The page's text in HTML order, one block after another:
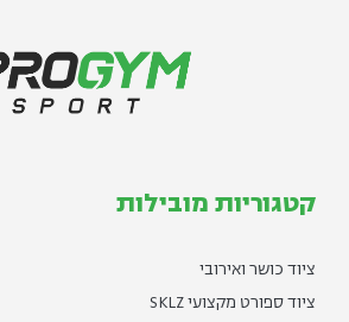
קטגוריות מובילות
ציוד כושר ואירובי
ציוד ספורט מקצועי SKLZ